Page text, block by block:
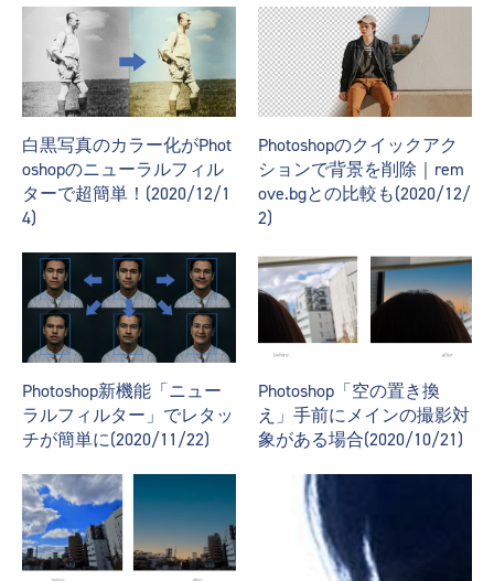
白黒写真のカラー化がPhot
oshopのニューラルフィル
ターで超簡単！(2020/12/1
4)
Photoshopのクイックアク
ションで背景を削除｜rem
ove.bgとの比較も(2020/12/
2)
Photoshop新機能「ニュー
ラルフィルター」でレタッ
チが簡単に(2020/11/22)
Photoshop「空の置き換
え」手前にメインの撮影対
象がある場合(2020/10/21)